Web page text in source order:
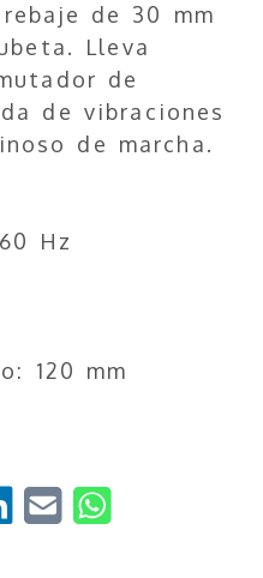
de 30 mm
Lleva
de
de vibraciones
de marcha.
Hz
120 mm